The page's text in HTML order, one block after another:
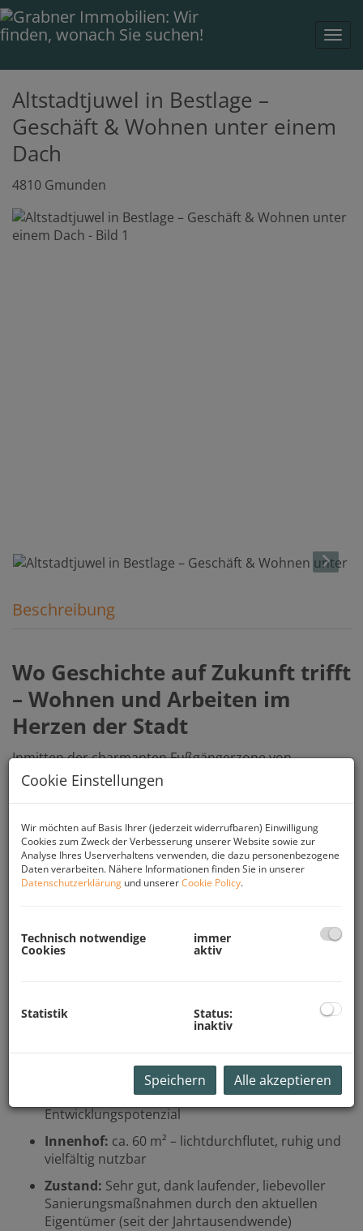
Altstadtjuwel in Bestlage –
Geschäft & Wohnen unter einem
Dach
4810 Gmunden
Beschreibung
Wo Geschichte auf Zukunft trifft
– Wohnen und Arbeiten im
Herzen der Stadt
Inmitten der charmanten Fußgängerzone von
Gmunden, nur wenige Schritte vom Rathausplatz und
dem Ufer des Traunsees entfernt, befindet sich dieses
Gebäude vereint historischen Charme mit vielfältigen
Nutzungsmöglichkeiten und überzeugt durch seine
zentrale Lage, gute Frequenz sowie einen
außergewöhnlich gepflegten Zustand.
Baujahr:
Gesamtfläche:
ca. 922 m²
ca. 311 m² – derzeit als etabliertes
Geschäftslokal genutzt
1. und 2. Obergeschoss:Wohnräume sowie
großzügige, teilweise ungenutzte Flächen mit viel
Entwicklungspotenzial
Innenhof: ca. 60 m² – lichtdurchflutet, ruhig und
vielfältig nutzbar
Zustand: Sehr gut, dank laufender, liebevoller
Sanierungsmaßnahmen durch den aktuellen
Eigentümer (seit der Jahrtausendwende)
Cookie Einstellungen
Wir möchten auf Basis Ihrer (jederzeit widerrufbaren) Einwilligung
Cookies zum Zweck der Verbesserung unserer Website sowie zur
Analyse Ihres Userverhaltens verwenden, die dazu personenbezogene
Daten verarbeiten. Nähere Informationen finden Sie in unserer
Datenschutzerklärung und unsererCookie Policy.
Technisch notwendige
Cookies
immer
aktiv
Statistik Status:
inaktiv
Speichern Alle akzeptieren